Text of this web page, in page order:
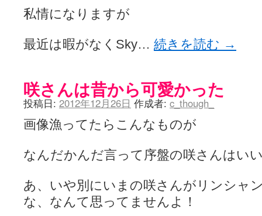
私情になりますが
最近は暇がなくSky… 続きを読む →
咲さんは昔から可愛かった
投稿日: 2012年12月26日 作成者: c_though_
画像漁ってたらこんなものが
なんだかんだ言って序盤の咲さんはい
あ、いや別にいまの咲さんがリンシャ
な、なんて思ってませんよ！